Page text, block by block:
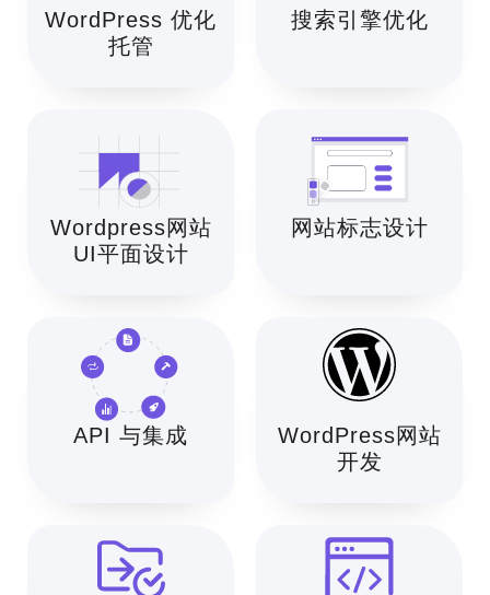
WordPress 优化
托管
搜索引擎优化
Wordpress网站
UI平面设计
网站标志设计
API 与集成
WordPress网站
开发